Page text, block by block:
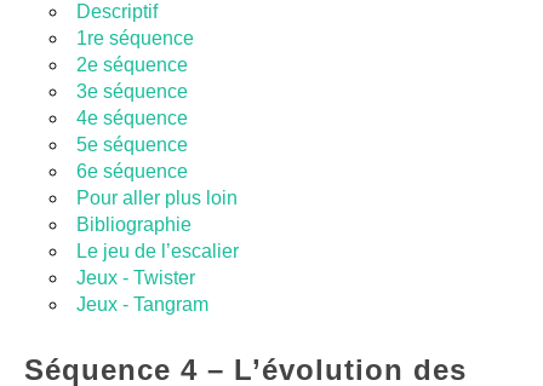
Descriptif
1re séquence
2e séquence
3e séquence
4e séquence
5e séquence
6e séquence
Pour aller plus loin
Bibliographie
Le jeu de l’escalier
Jeux - Twister
Jeux - Tangram
Séquence 4 – L’évolution des